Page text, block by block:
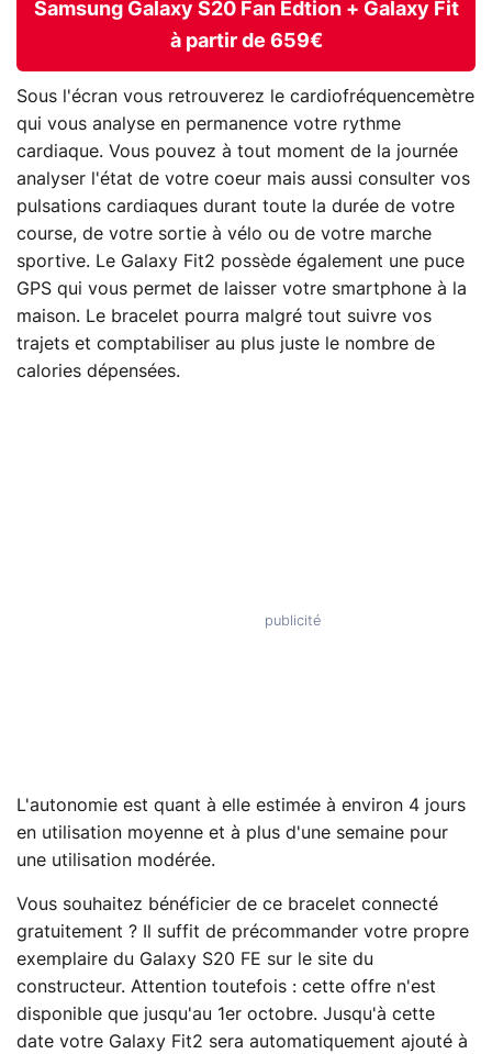
Samsung Galaxy S20 Fan Edtion + Galaxy Fit
à partir de 659€
Sous l'écran vous retrouverez le cardiofréquencemètre
qui vous analyse en permanence votre rythme
cardiaque. Vous pouvez à tout moment de la journée
analyser l'état de votre coeur mais aussi consulter vos
pulsations cardiaques durant toute la durée de votre
course, de votre sortie à vélo ou de votre marche
sportive. Le Galaxy Fit2 possède également une puce
GPS qui vous permet de laisser votre smartphone à la
maison. Le bracelet pourra malgré tout suivre vos
trajets et comptabiliser au plus juste le nombre de
calories dépensées.
L'autonomie est quant à elle estimée à environ 4 jours
en utilisation moyenne et à plus d'une semaine pour
une utilisation modérée.
Vous souhaitez bénéficier de ce bracelet connecté
gratuitement ? Il suffit de précommander votre propre
exemplaire du Galaxy S20 FE sur le site du
constructeur. Attention toutefois : cette offre n'est
disponible que jusqu'au 1er octobre. Jusqu'à cette
date votre Galaxy Fit2 sera automatiquement ajouté à